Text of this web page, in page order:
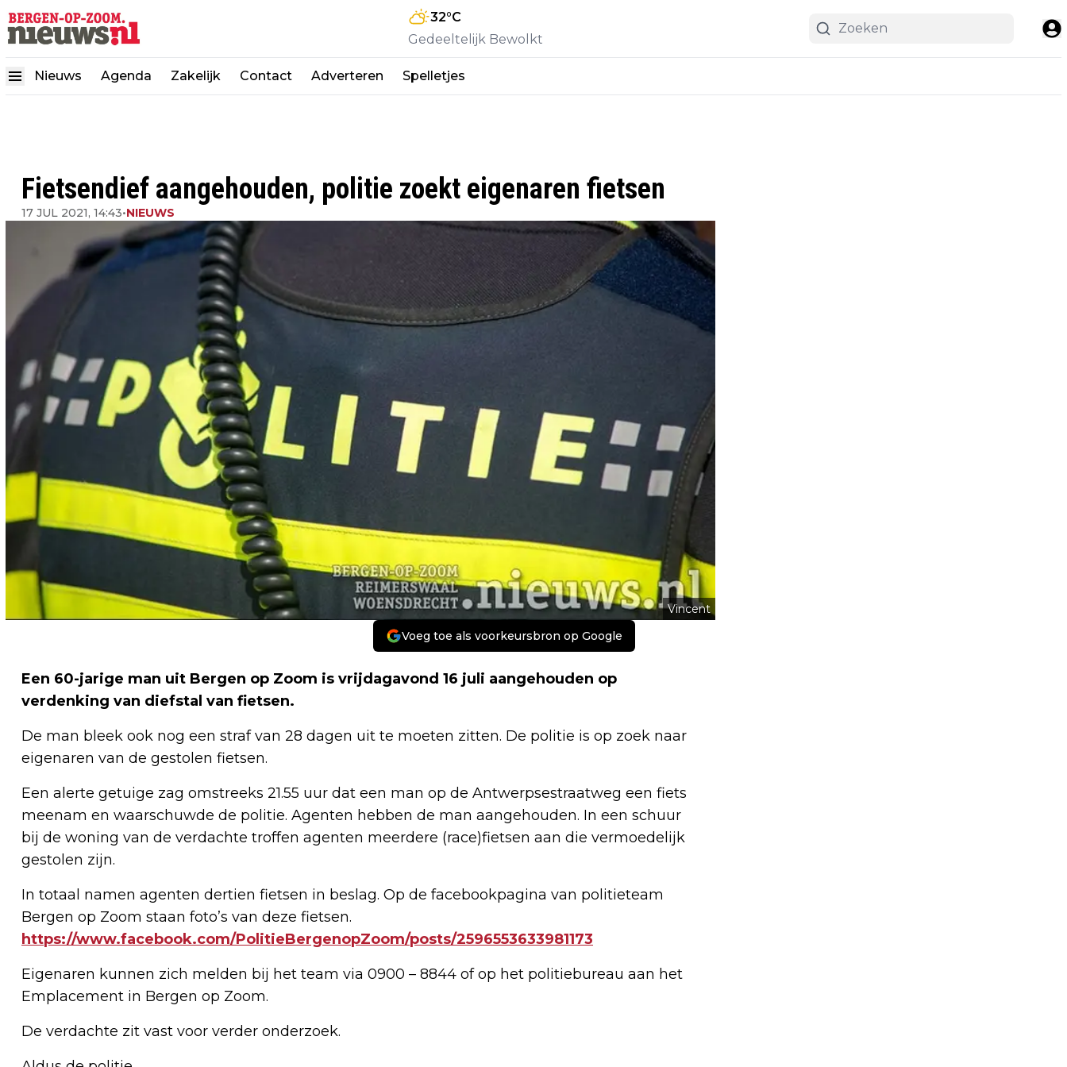
32°C
Gedeeltelijk Bewolkt
Nieuws Agenda Zakelijk Contact Adverteren Spelletjes
Fietsendief aangehouden, politie zoekt eigenaren fietsen
17 JUL 2021, 14:43•NIEUWS
Vincent
Voeg toe als voorkeursbron op Google
Een 60-jarige man uit Bergen op Zoom is vrijdagavond 16 juli aangehouden op
verdenking van diefstal van fietsen.
De man bleek ook nog een straf van 28 dagen uit te moeten zitten. De politie is op zoek naar
eigenaren van de gestolen fietsen.
Een alerte getuige zag omstreeks 21.55 uur dat een man op de Antwerpsestraatweg een fiets
meenam en waarschuwde de politie. Agenten hebben de man aangehouden. In een schuur
bij de woning van de verdachte troffen agenten meerdere (race)fietsen aan die vermoedelijk
gestolen zijn.
In totaal namen agenten dertien fietsen in beslag. Op de facebookpagina van politieteam
Bergen op Zoom staan foto’s van deze fietsen.
https://www.facebook.com/PolitieBergenopZoom/posts/2596553633981173
Eigenaren kunnen zich melden bij het team via 0900 – 8844 of op het politiebureau aan het
Emplacement in Bergen op Zoom.
De verdachte zit vast voor verder onderzoek.